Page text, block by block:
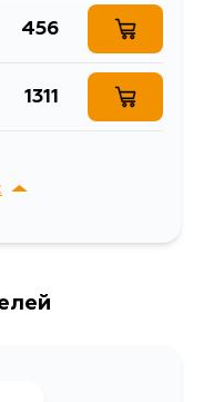
456
1311